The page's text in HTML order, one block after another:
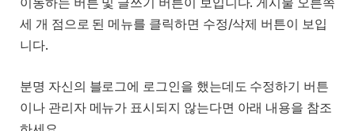
세 개 점으로 된 메뉴를 클릭하면 수정/삭제 버튼이 보입
니다.
분명 자신의 블로그에 로그인을 했는데도 수정하기 버튼
이나 관리자 메뉴가 표시되지 않는다면 아래 내용을 참조